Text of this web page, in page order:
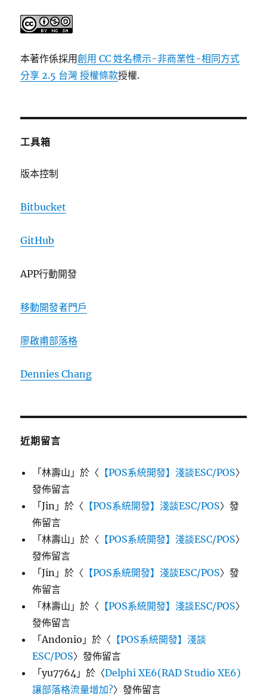
本著作係採用創用 CC 姓名標示-非商業性-相同方式
分享 2.5 台灣 授權條款授權.
工具箱
版本控制
Bitbucket
GitHub
APP行動開發
移動開發者門戶
廖啟甫部落格
Dennies Chang
近期留言
「林壽山 」於〈 【POS系統開發】淺談ESC/POS〉
發佈留言
「Jin 」於〈 【POS系統開發】淺談ESC/POS〉發
佈留言
「林壽山 」於〈 【POS系統開發】淺談ESC/POS〉
發佈留言
「Jin 」於〈 【POS系統開發】淺談ESC/POS〉發
佈留言
「林壽山 」於〈 【POS系統開發】淺談ESC/POS〉
發佈留言
「Andonio 」於〈 【POS系統開發】淺談
ESC/POS〉發佈留言
「yu7764 」於〈Delphi XE6(RAD Studio XE6)
讓部落格流量增加?〉發佈留言